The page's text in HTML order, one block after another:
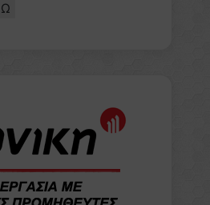
Ω